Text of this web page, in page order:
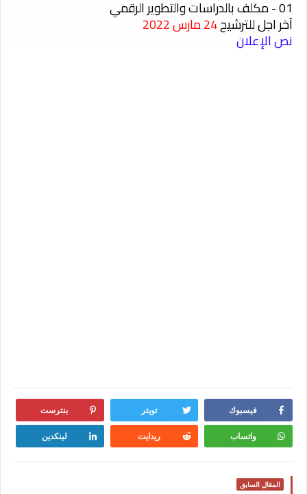
01 - مكلف بالدراسات والتطوير الرقمي
آخر اجل للترشيح24 مارس 2022
نص الإعلان
فيسبوك تويتر بنترست
واتساب ريدايت لينكدين
المقال السابق